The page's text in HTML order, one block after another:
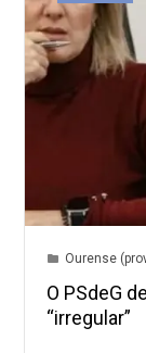
Ourense
O PSdeG
“irregular”